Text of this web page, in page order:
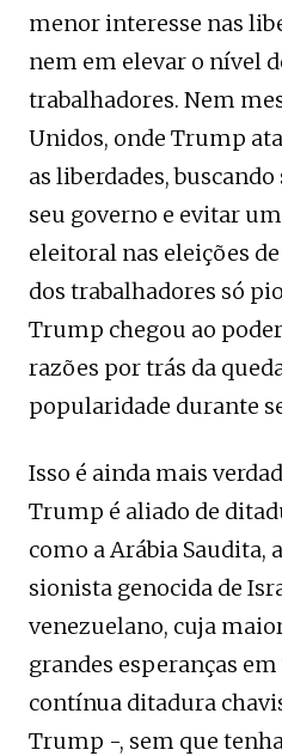
menor interesse nas
nem em elevar o nível
trabalhadores. Nem
Unidos, onde Trump
as liberdades,
seu governo e evitar
eleitoral nas eleições
dos trabalhadores só
Trump chegou ao
razões por trás da
popularidade durante
Isso é ainda mais
Trump é aliado de
como a Arábia Saudita,
sionista genocida de
venezuelano, cuja
grandes esperanças
contínua ditadura
Trump -, sem que